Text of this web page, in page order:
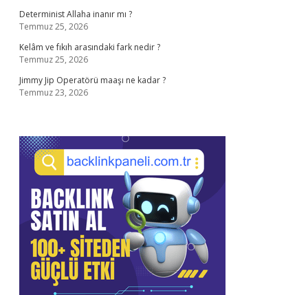
Determinist Allaha inanır mı ?
Temmuz 25, 2026
Kelâm ve fıkıh arasındaki fark nedir ?
Temmuz 25, 2026
Jimmy Jip Operatörü maaşı ne kadar ?
Temmuz 23, 2026